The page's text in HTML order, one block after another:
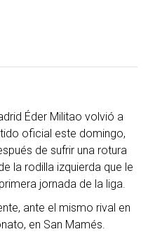
Éder Militao volvió a
oficial este domingo,
de sufrir una rotura
la rodilla izquierda que le
jornada de la liga.
ante el mismo rival en
en San Mamés.